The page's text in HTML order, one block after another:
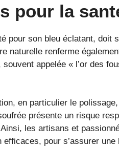
pour la
pour son bleu éclatant, doit
naturelle renferme
appelée « l’or des
en particulier le
présente un risque
les artisans et
efficaces, pour s’assurer une